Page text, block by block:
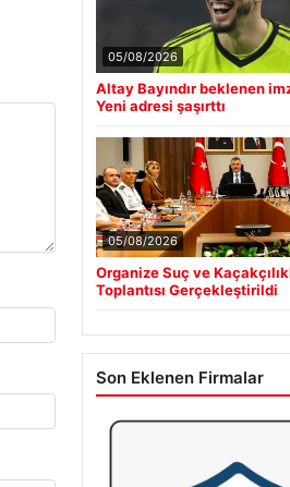
05/08/2026
Altay Bayındır beklenen
Yeni adresi şaşırttı
05/08/2026
Organize Suç ve
Toplantısı Gerçekleştirildi
Son Eklenen Firmalar